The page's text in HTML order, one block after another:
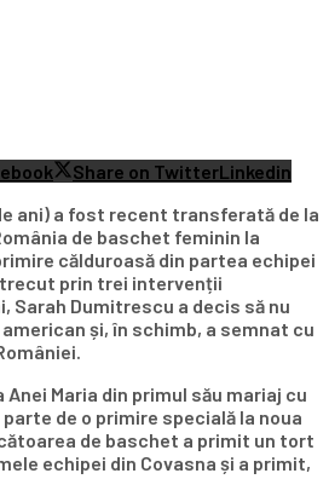
Share on TwitterLinkedin
ani) a fost recent transferată de la
de baschet feminin la
călduroasă din partea echipei
trecut prin trei intervenții
Sarah Dumitrescu a decis să nu
și, în schimb, a semnat cu
Maria din primul său mariaj cu
de o primire specială la noua
de baschet a primit un tort
echipei din Covasna și a primit,